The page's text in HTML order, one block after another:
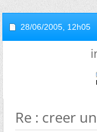
28/06/2005, 12h05
Re : creer